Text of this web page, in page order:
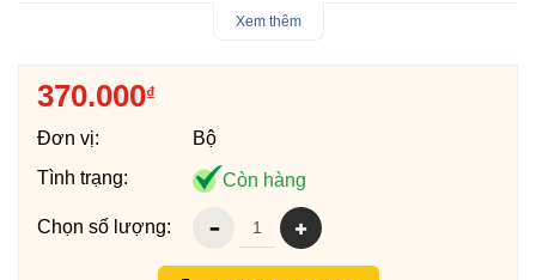
- Bộ nhông sên dĩa Pro-Bike cho Exciter 135 14T - 39T - 428HS
20.000 km - 25.000 km tùy theo cách chạy ổn định của người
- Sên Pro-Bike 428HS được sản xuất tại Thái Lan.
Xem thêm
370.000₫
Đơn vị:
Bộ
Tình trạng:
Còn hàng
Chọn số lượng: